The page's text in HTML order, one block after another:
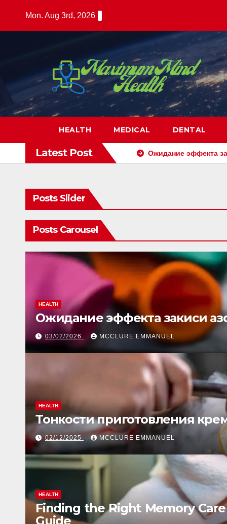
Mon. Aug 3rd, 2026
HEALTH MEDICAL DENTAL
Latest Post Ожидание эффекта
Posts Slider
Posts Carousel
HEALTH
Ожидание эффекта закиси
03/02/2026 MCCLURE EMMANUEL
HEALTH
Тонкости приготовления
02/12/2025 MCCLURE EMMANUEL
HEALTH
Finding the Right Memory
Guide